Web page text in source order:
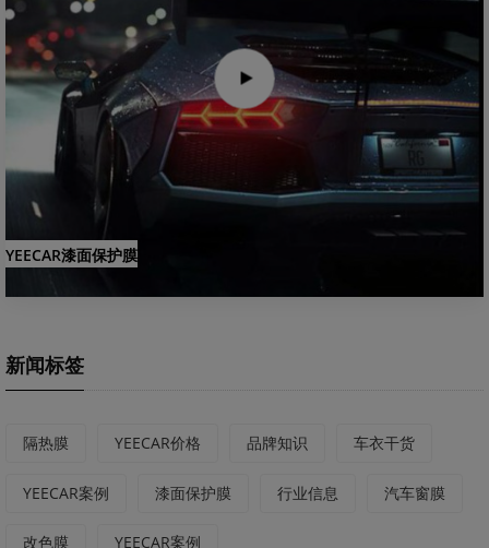
YEECAR漆面保护膜
新闻标签
隔热膜 YEECAR价格 品牌知识 车衣干货
YEECAR案例 漆面保护膜 行业信息 汽车窗膜
改色膜 YEECAR案例